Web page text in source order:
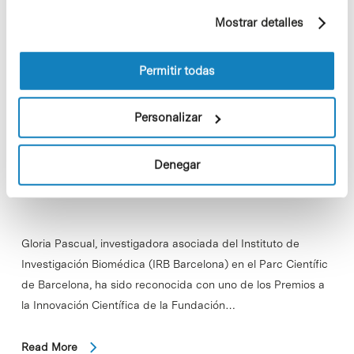
información sobre las cookies puede consultar
la Política de cookies del sitio web.
Mostrar detalles
Permitir todas
Personalizar
Denegar
Gloria Pascual, investigadora asociada del Instituto de
Investigación Biomédica (IRB Barcelona) en el Parc Científic
de Barcelona, ha sido reconocida con uno de los Premios a
la Innovación Científica de la Fundación…
Read More